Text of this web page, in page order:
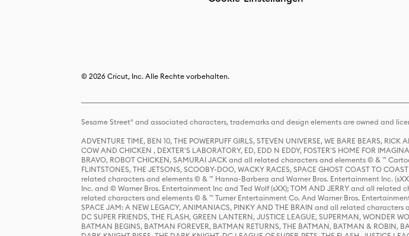
© 2026 Cricut, Inc. Alle Rechte vorbehalten.
Sesame Street® and associated characters, trademarks and design elements are owned and
ADVENTURE TIME, BEN 10, THE POWERPUFF GIRLS, STEVEN UNIVERSE, WE BARE BEARS,
COW AND CHICKEN , DEXTER'S LABORATORY, ED, EDD N EDDY, FOSTER'S HOME FOR
BRAVO, ROBOT CHICKEN, SAMURAI JACK and all related characters and elements © & ™
FLINTSTONES, THE JETSONS, SCOOBY-DOO, WACKY RACES, SPACE GHOST COAST TO
related characters and elements © & ™ Hanna-Barbera and Warner Bros. Entertainment Inc.
Inc. and © Warner Bros. Entertainment Inc and Ted Wolf (sXX); TOM AND JERRY and all
related characters and elements © & ™ Turner Entertainment Co. And Warner Bros. Entertainment
SPACE JAM: A NEW LEGACY, ANIMANIACS, PINKY AND THE BRAIN and all related
DC SUPER FRIENDS, THE FLASH, GREEN LANTERN, JUSTICE LEAGUE, SUPERMAN,
BATMAN BEGINS, BATMAN FOREVER, BATMAN RETURNS, THE BATMAN, BATMAN & ROBIN,